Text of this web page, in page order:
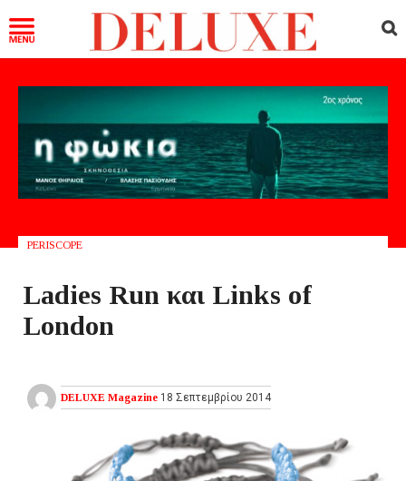
PERISCOPE
Ladies Run και Links of
London
DELUXE Magazine 18 Σεπτεμβρίου 2014